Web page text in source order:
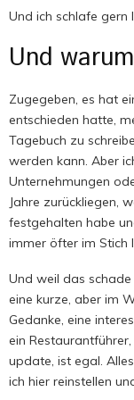
Und ich schlafe gern
Und
Zugegeben, es hat
entschieden hatte,
Tagebuch zu
werden kann. Aber
Unternehmungen
Jahre zurückliegen,
festgehalten habe
immer öfter im Stich
Und weil das
eine kurze, aber im
Gedanke, eine
ein
update, ist egal.
ich hier reinstellen